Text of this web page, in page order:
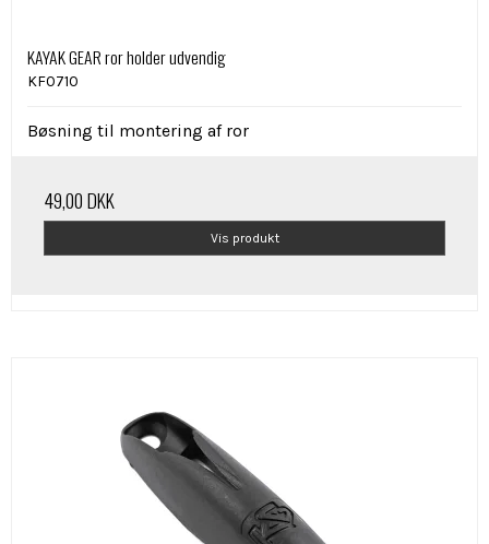
KAYAK GEAR ror holder udvendig
KF0710
Bøsning til montering af ror
49,00 DKK
Vis produkt